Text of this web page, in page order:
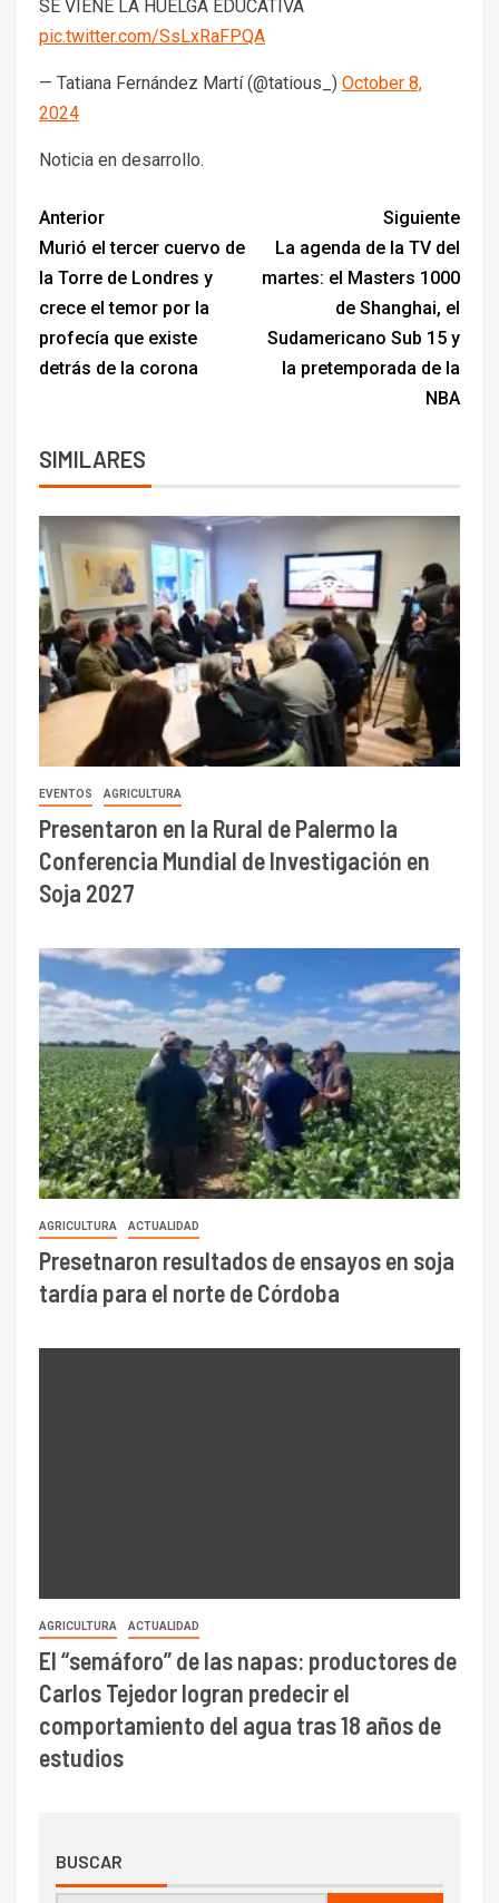
SE VIENE LA HUELGA EDUCATIVA
pic.twitter.com/SsLxRaFPQA
— Tatiana Fernández Martí (@tatious_) October 8,
2024
Noticia en desarrollo.
Anterior
Murió el tercer cuervo de
la Torre de Londres y
crece el temor por la
profecía que existe
detrás de la corona
Siguiente
La agenda de la TV del
martes: el Masters 1000
de Shanghai, el
Sudamericano Sub 15 y
la pretemporada de la
NBA
SIMILARES
EVENTOS AGRICULTURA
Presentaron en la Rural de Palermo la
Conferencia Mundial de Investigación en
Soja 2027
AGRICULTURA ACTUALIDAD
Presetnaron resultados de ensayos en soja
tardía para el norte de Córdoba
AGRICULTURA ACTUALIDAD
El “semáforo” de las napas: productores de
Carlos Tejedor logran predecir el
comportamiento del agua tras 18 años de
estudios
BUSCAR